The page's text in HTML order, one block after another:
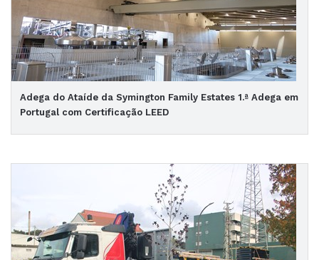
Adega do Ataíde da Symington Family Estates 1.ª Adega em
Portugal com Certificação LEED